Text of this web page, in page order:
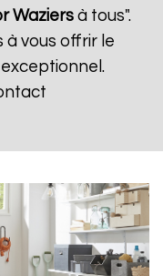
Waziersà tous".
à vous offrir le